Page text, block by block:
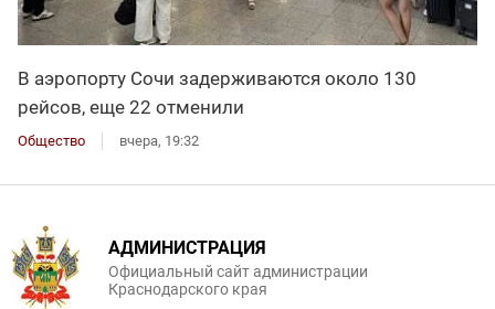
В аэропорту Сочи задерживаются около 130
рейсов, еще 22 отменили
Общество вчера, 19:32
АДМИНИСТРАЦИЯ
Официальный сайт администрации
Краснодарского края